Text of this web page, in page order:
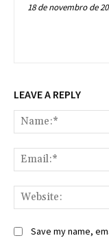
18 de novembro de
LEAVE A REPLY
Save my name,